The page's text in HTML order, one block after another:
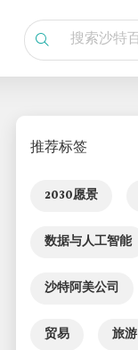
推荐标签
2030愿景
数据与人工智能
沙特阿美公司
贸易 旅游